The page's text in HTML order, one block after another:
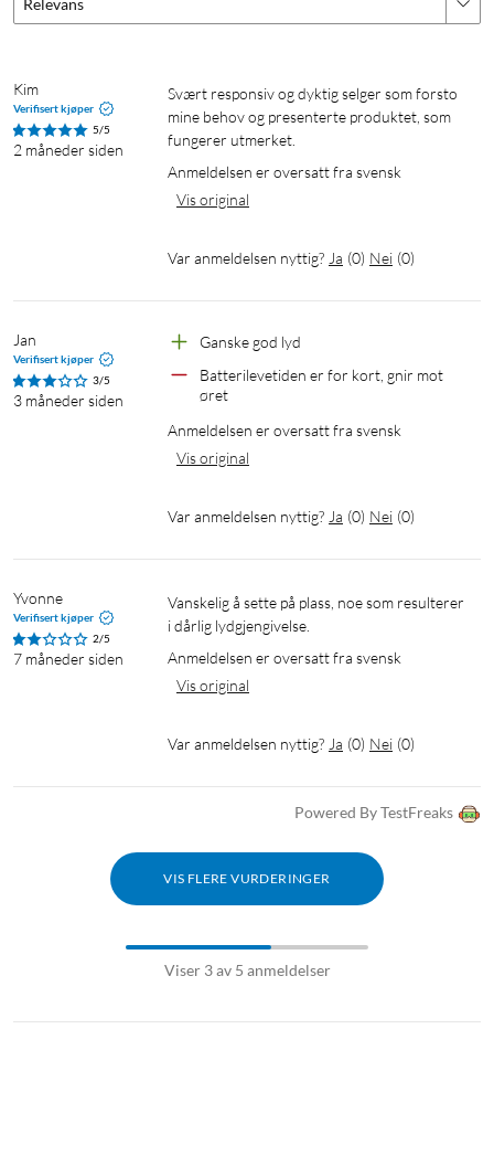
Design
Farge: Hvit/grå
Vekt: 40 g (inkl. ladeetui)
Frekvensområde: 20 Hz – 20 kHz
Tilkobling
Trådløs teknologi: Bluetooth 5.3, klasse 2
Rekkevidde: Opptil 10 m
Bluetooth-profiler: A2DP v1.3.2, AVRCP v1.6.2, HFP v1.8, SPP
Hurtigkobling via QuickPair
Innebygd mikrofon (kulekarakteristikk, følsomhet -38 dB ±3
dB)
Berøringskontroll for musikk og samtaler
Støtte for taleassistenter (Siri, Google Assistant)
Total lyttetid med etui: opptil 14 t
Standby-tid: opptil 150 t
Ladeetui: lader hodetelefonene opptil 2,5 ganger
Lading: USB-C (kabel selges separat)
Spirit Calm TWS-hodetelefoner
Relevans
Kim
Verifisert kjøper
5/5
2 måneder siden
Svært responsiv og dyktig selger som forsto
mine behov og presenterte produktet, som
fungerer utmerket.
Anmeldelsen er oversatt fra svensk
Vis original
Var anmeldelsen nyttig? Ja (0) Nei (0)
Jan
Verifisert kjøper
3/5
3 måneder siden
Ganske god lyd
Batterilevetiden er for kort, gnir mot
øret
Anmeldelsen er oversatt fra svensk
Vis original
Var anmeldelsen nyttig? Ja (0) Nei (0)
Yvonne
Verifisert kjøper
2/5
7 måneder siden
Vanskelig å sette på plass, noe som resulterer
i dårlig lydgjengivelse.
Anmeldelsen er oversatt fra svensk
Vis original
Var anmeldelsen nyttig? Ja (0) Nei (0)
Powered By TestFreaks
VIS FLERE VURDERINGER
Viser 3 av 5 anmeldelser